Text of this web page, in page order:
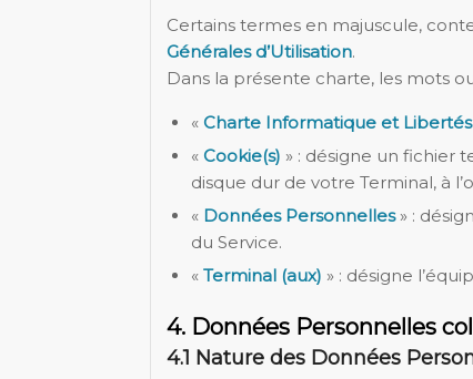
Certains termes en majuscule,
Générales d’Utilisation.
Dans la présente charte, les mots
« Charte Informatique et Libertés
« Cookie(s) » : désigne un fichier
disque dur de votre Terminal, à
« Données Personnelles» :
du Service.
« Terminal (aux) » : désigne
4. Données Personnelles
4.1 Nature des Données